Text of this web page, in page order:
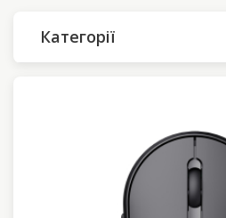
Категорії